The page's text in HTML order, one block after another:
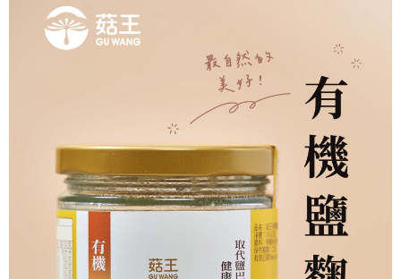
３．收到繳費通知簡訊後14天內，點擊此簡訊中的連結，可透過四大超商／
ATM／網路銀行／等多元方式進行付款，方視為交易完成。
※ 請注意：結帳手續完成當下不需立刻繳費，但若您需要取消訂單，請聯絡
購買商品的店家。未經商家同意取消之訂單仍視為有效，需透過AFTEE先享
※ 交易是否成功請以「AFTEE先享後付 」之結帳頁面顯示為準，若有關於
是否繳費成功／繳費後需取消欲退款等相關疑問，請聯繫「AFTEE先享後付
https://netprotections.freshdesk.com/support/home
１．透過由恩沛科技股份有限公司提供之「AFTEE先享後付」服務完成之交
易，需依本服務之必要範圍內提供個人資料，並將交易相關給付款項請求債
權轉讓予恩沛科技股份有限公司。
２．關於個人資料處理事宜，請瀏覽以下網址：
https://aftee.tw/terms/#terms3
３．未成年的使用者請事先徵得法定代理人或監護人之同意方可使用
「AFTEE先享後付」，若未經同意申辦者引起之損失，本公司不負相關責
每筆NT$220